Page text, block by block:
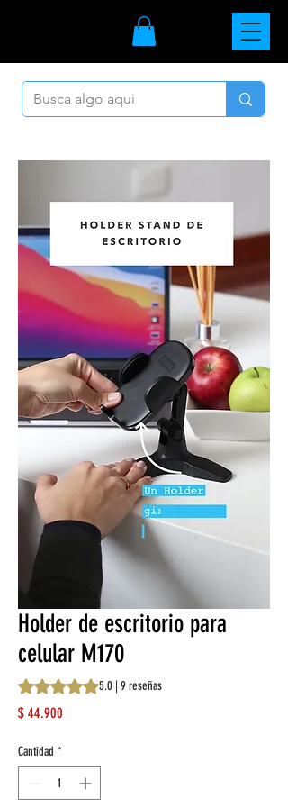
Holder de escritorio para
celular M170
Según 9 reseñas, la calificación es de 5.0
5.0 | 9 reseñas
$ 44.900
Cantidad *